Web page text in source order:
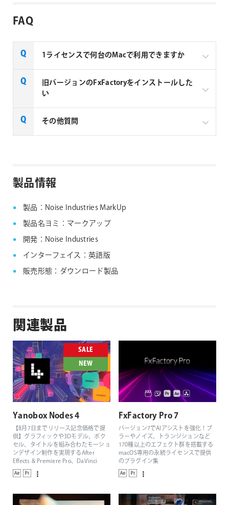
FAQ
1ライセンスで何台のMacで利用できますか
Noise Industries社製品、FxFactory プラグインファミ
リー製品は、1ライセンスにつき1台のMacでのみ使用
旧バージョンのFxFactoryをインストールした
い
FxFactory 旧バージョンインストーラーページよりご
FxFactory 旧バージョンインストーラー
その他質問
製品情報
製品：Noise Industries MarkUp
製品名ヨミ：マークアップ
開発：Noise Industries
インターフェイス：英語版
販売形態：ダウンロード製品
関連製品
SALE
NEW
Yanobox Nodes 4
【8月7日までリリース記念価格で提
供】グラフィックや3Dモデル、ボク
セル、タイトルを組み合わたモーショ
ンデザイン制作を実現するAfter
Effects & Premiere Pro、DaVinci
Resolve、Final Cut Pro対応の3Dパー
ティクルジェネレーター
FxFactory Pro 7
バージョン7でAIアシストを強化！ブ
ラーやノイズ、トランジションなど
170種以上のエフェクト群を搭載する
macOS専用の永続ライセンスで提供
のプラグイン集